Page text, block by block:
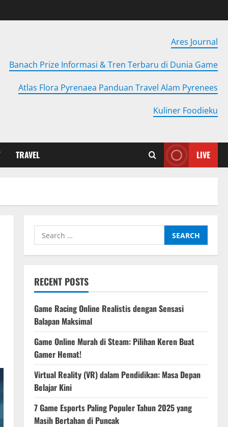
Ares Journal
Banach Prize Informasi & Tren Terbaru di Dunia Game
Atlas Flora Pyrenaea Panduan Travel Alam Pyrenees
Kuliner Foodieku
TRAVEL LIVE
Search
for:
RECENT POSTS
Game Racing Online Realistis dengan Sensasi
Balapan Maksimal
Game Online Murah di Steam: Pilihan Keren Buat
Gamer Hemat!
Virtual Reality (VR) dalam Pendidikan: Masa Depan
Belajar Kini
7 Game Esports Paling Populer Tahun 2025 yang
Masih Bertahan di Puncak